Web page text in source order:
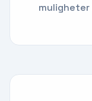
muligheter